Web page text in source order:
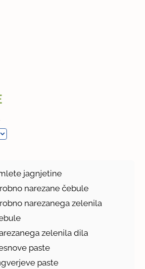
jagnjetine
narezane čebule
narezanega zelenila
zelenila dila
paste
paste